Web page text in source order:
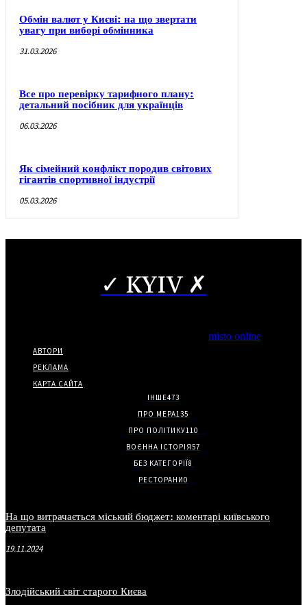
Обмін валют у Києві: на що звертати
увагу при виборі обмінника
31.03.2026
Все про перевірку тарифного плану:
детальний посібник для українців
06.03.2026
Як сімейний конфлікт породив світових
гігантів спортивної індустрії
05.03.2026
✓ KYIV ✗
misto online
АВТОРИ
РЕКЛАМА
КАРТА САЙТА
ІНШЕ473
ПРО МЕРА135
ПРО ПОЛІТИКУ110
ВОЄННА ІСТОРІЯ57
БЕЗ КАТЕГОРІЇ8
РЕСТОРАНИ0
На що витрачається міський бюджет: коментарі київського
депутата
19.11.2024
Злодійський світ старого Києва